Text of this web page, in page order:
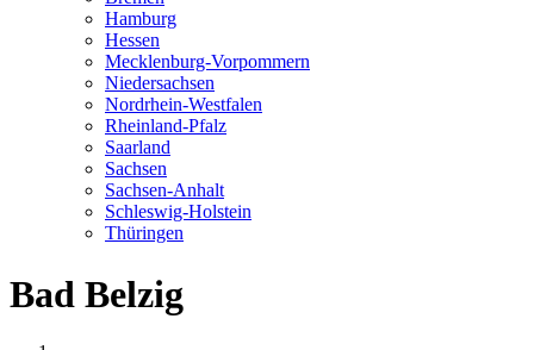
Hamburg
Hessen
Mecklenburg-Vorpommern
Niedersachsen
Nordrhein-Westfalen
Rheinland-Pfalz
Saarland
Sachsen
Sachsen-Anhalt
Schleswig-Holstein
Thüringen
Bad Belzig